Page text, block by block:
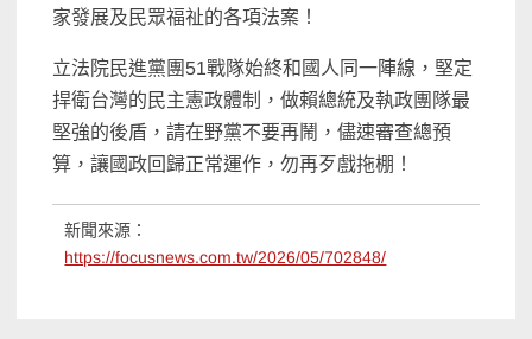
家發展及民眾福祉的各項法案！
立法院民進黨團51戰隊始終和國人同一陣線，堅定
捍衛台灣的民主憲政體制，做賴總統及執政團隊最
堅強的後盾，請在野黨不要再鬧，儘速審查總預
算，讓國政回歸正常運作，勿再歹戲拖棚！
新聞來源：
https://focusnews.com.tw/2026/05/702848/